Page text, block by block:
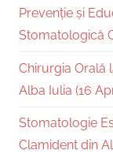
Prevenție și
Stomatologică
Chirurgia Orală
Alba Iulia (16
Stomatologie
Clamident din